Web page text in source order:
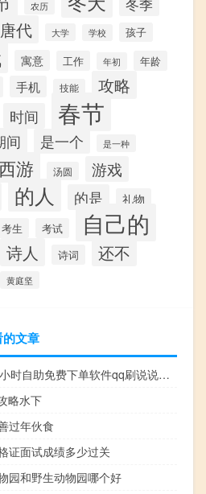
农历 冬季
唐代 大学 学校 孩子
寓意 工作 年初 年龄
手机 技能 攻略
时间 春节
间 是一个 是一种
游 汤圆 游戏
的人 的是 礼物
考生 考试 自己的
诗人 诗词 还不
黄庭坚
文章
快手24小时自助免费下单软件qq刷说说人气网站在线刷
略水下
过年伙食
证面试成绩多少过关
园和野生动物园哪个好